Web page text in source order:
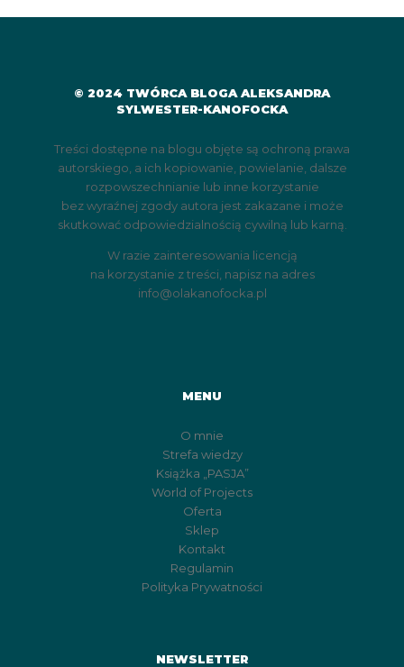
© 2024 TWÓRCA BLOGA ALEKSANDRA
SYLWESTER-KANOFOCKA
Treści dostępne na blogu objęte są ochroną prawa
autorskiego, a ich kopiowanie, powielanie, dalsze
rozpowszechnianie lub inne korzystanie
bez wyraźnej zgody autora jest zakazane i może
skutkować odpowiedzialnością cywilną lub karną.
W razie zainteresowania licencją
na korzystanie z treści, napisz na adres
info@olakanofocka.pl
MENU
O mnie
Strefa wiedzy
Książka „PASJA”
World of Projects
Oferta
Sklep
Kontakt
Regulamin
Polityka Prywatności
NEWSLETTER